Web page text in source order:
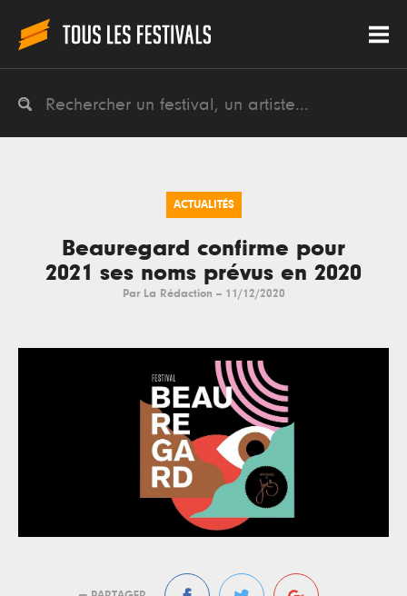
ACTUALITÉS
Beauregard confirme pour
2021 ses noms prévus en 2020
Par La Rédaction -- 11/12/2020